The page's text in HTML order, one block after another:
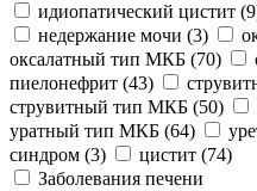
идиопатический цистит (9
недержание мочи (3)
оксалатный тип МКБ (70)
пиелонефрит (43)
струвитный тип МКБ (50)
уратный тип МКБ (64)
синдром (3) цистит (74)
Заболевания печени